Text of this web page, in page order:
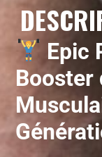
Epic
Booster